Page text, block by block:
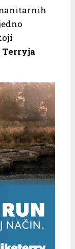
Terryja